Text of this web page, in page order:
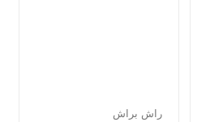
راش براش